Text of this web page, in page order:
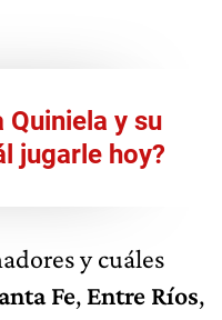
Quiniela y su
jugarle hoy?
y cuáles
Fe, Entre Ríos,